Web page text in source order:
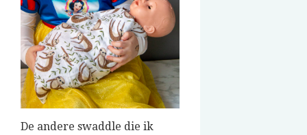
De andere swaddle die ik